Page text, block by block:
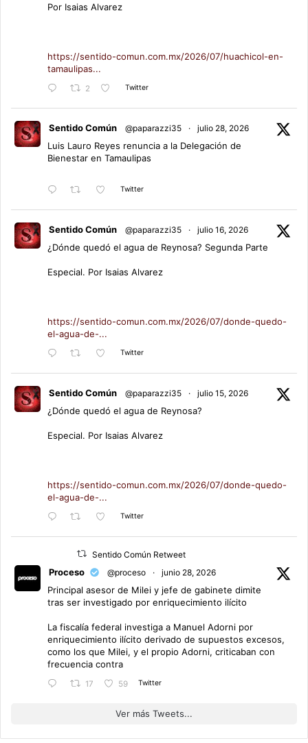
Por Isaias Alvarez
https://sentido-comun.com.mx/2026/07/huachicol-en-
tamaulipas...
2 Twitter
Sentido Común @paparazzi35 · julio 28, 2026
Luis Lauro Reyes renuncia a la Delegación de
Bienestar en Tamaulipas
Twitter
Sentido Común @paparazzi35 · julio 16, 2026
¿Dónde quedó el agua de Reynosa? Segunda Parte
Especial. Por Isaias Alvarez
https://sentido-comun.com.mx/2026/07/donde-quedo-
el-agua-de-...
Twitter
Sentido Común @paparazzi35 · julio 15, 2026
¿Dónde quedó el agua de Reynosa?
Especial. Por Isaias Alvarez
https://sentido-comun.com.mx/2026/07/donde-quedo-
el-agua-de-...
Twitter
Sentido Común Retweet
Proceso @proceso · junio 28, 2026
Principal asesor de Milei y jefe de gabinete dimite
tras ser investigado por enriquecimiento ilícito
La fiscalía federal investiga a Manuel Adorni por
enriquecimiento ilícito derivado de supuestos excesos,
como los que Milei, y el propio Adorni, criticaban con
frecuencia contra
17 59 Twitter
Ver más Tweets...